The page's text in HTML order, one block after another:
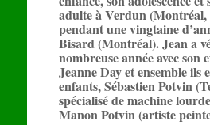
adulte à Verdun (Montréal,
pendant une vingtaine
Bisard (Montréal). Jean a
nombreuse année avec son
Jeanne Day et ensemble ils
enfants, Sébastien Potvin
spécialisé de machine
Manon Potvin (artiste